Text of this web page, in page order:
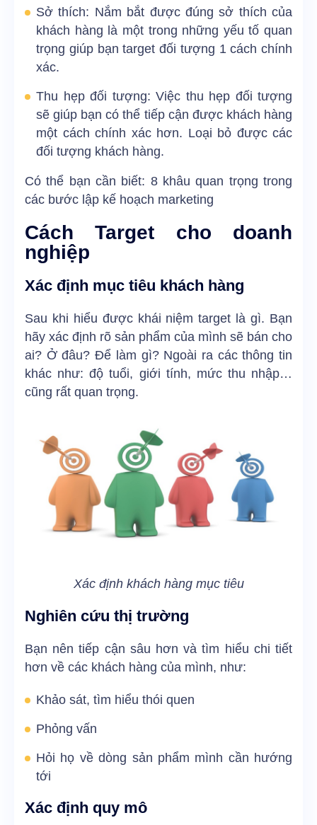
Sở thích: Nắm bắt được đúng sở thích của
khách hàng là một trong những yếu tố quan
trọng giúp bạn target đối tượng 1 cách chính
xác.
Thu hẹp đối tượng: Việc thu hẹp đối tượng
sẽ giúp bạn có thể tiếp cận được khách hàng
một cách chính xác hơn. Loại bỏ được các
đối tượng khách hàng.
Có thể bạn cần biết: 8 khâu quan trọng trong
các bước lập kế hoạch marketing
Cách Target cho doanh
nghiệp
Xác định mục tiêu khách hàng
Sau khi hiểu được khái niệm target là gì. Bạn
hãy xác định rõ sản phẩm của mình sẽ bán cho
ai? Ở đâu? Để làm gì? Ngoài ra các thông tin
khác như: độ tuổi, giới tính, mức thu nhập…
cũng rất quan trọng.
Xác định khách hàng mục tiêu
Nghiên cứu thị trường
Bạn nên tiếp cận sâu hơn và tìm hiểu chi tiết
hơn về các khách hàng của mình, như:
Khảo sát, tìm hiểu thói quen
Phỏng vấn
Hỏi họ về dòng sản phẩm mình cần hướng
tới
Xác định quy mô